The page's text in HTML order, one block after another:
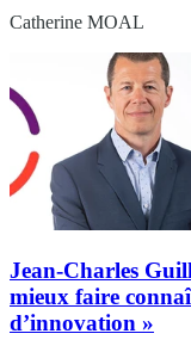
Catherine MOAL
Jean-Charles
mieux faire
d’innovation »